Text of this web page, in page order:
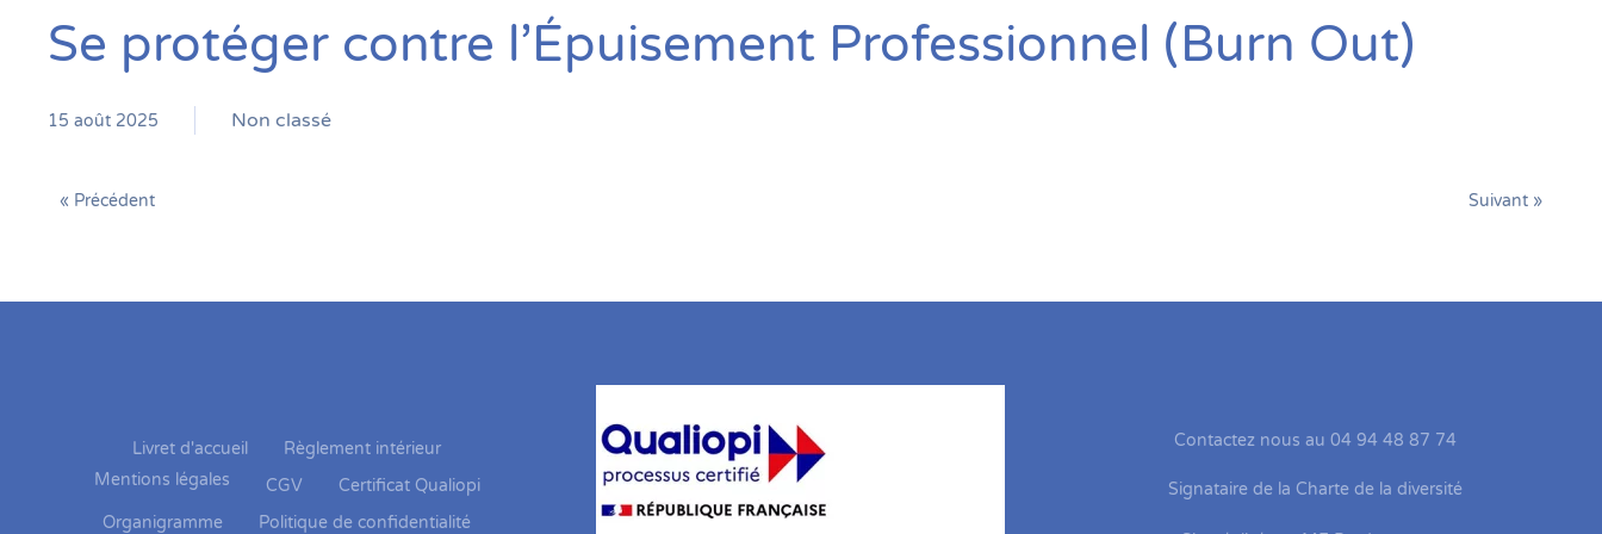
Se protéger contre l’Épuisement Professionnel (Burn Out)
15 août 2025 Non classé
« Précédent Suivant »
Livret d'accueil
Règlement intérieur
Mentions légales
CGV
Certificat Qualiopi
Organigramme
Politique de confidentialité
Contactez nous au 04 94 48 87 74
Signataire de la Charte de la diversité